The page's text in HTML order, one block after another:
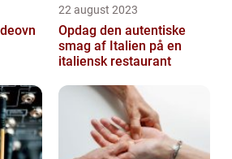
22 august 2023
Opdag den autentiske
smag af Italien på en
italiensk restaurant